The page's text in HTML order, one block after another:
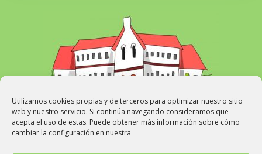
Utilizamos cookies propias y de terceros para optimizar nuestro sitio
web y nuestro servicio. Si continúa navegando consideramos que
acepta el uso de estas. Puede obtener más información sobre cómo
cambiar la configuración en nuestra